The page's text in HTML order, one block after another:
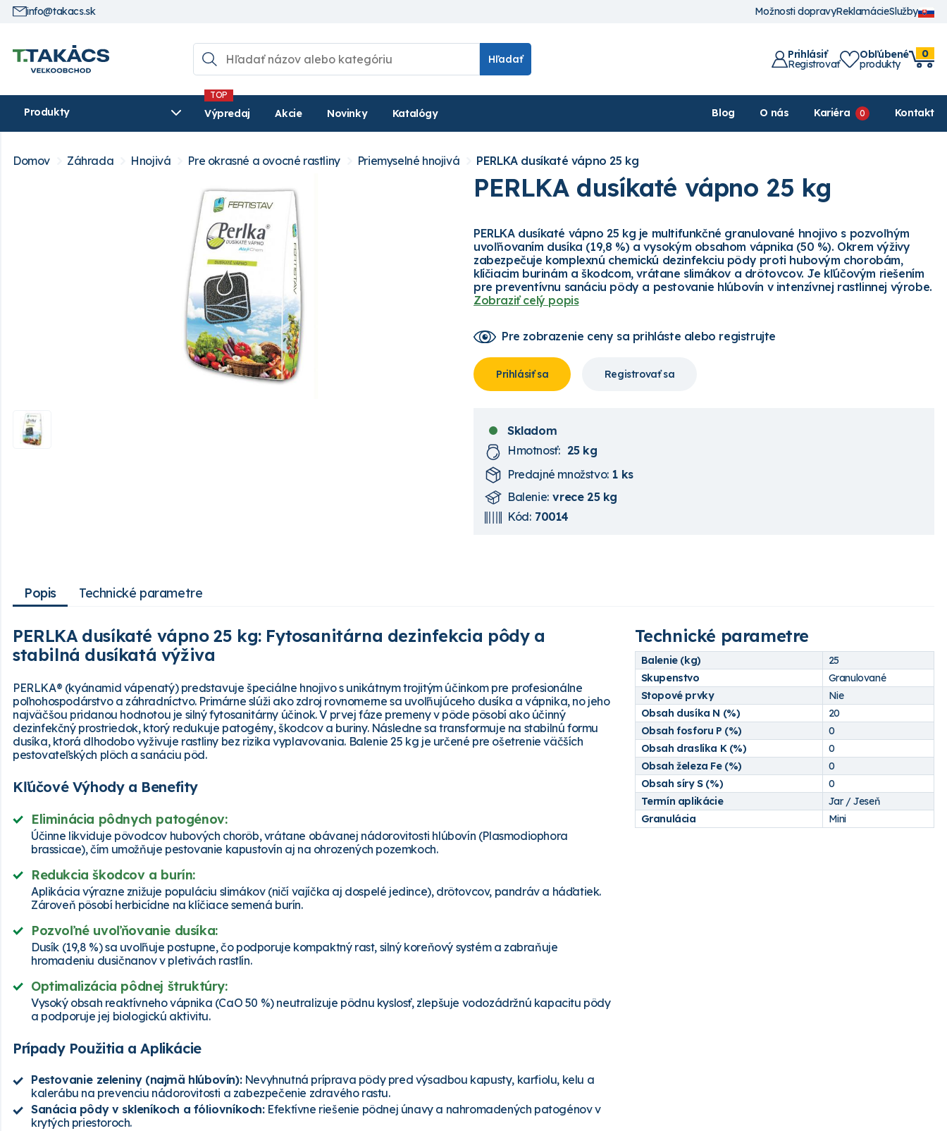
info@takacs.sk Možnosti dopravyReklamácieSlužby
Hľadať Prihlásiť
Registrovať
Obľúbené
produkty
0
Produkty Výpredaj Akcie Novinky Katalógy Blog O nás Kariéra Kontakt
Domov Záhrada Hnojivá Pre okrasné a ovocné rastliny Priemyselné hnojivá PERLKA dusíkaté vápno 25 kg
PERLKA dusíkaté vápno 25 kg
PERLKA dusíkaté vápno 25 kg je multifunkčné granulované hnojivo s pozvoľným
uvoľňovaním dusíka (19,8 %) a vysokým obsahom vápnika (50 %). Okrem výživy
zabezpečuje komplexnú chemickú dezinfekciu pôdy proti hubovým chorobám,
klíčiacim burinám a škodcom, vrátane slimákov a drôtovcov. Je kľúčovým riešením
pre preventívnu sanáciu pôdy a pestovanie hlúbovín v intenzívnej rastlinnej výrobe.
Zobraziť celý popis
Pre zobrazenie ceny sa prihláste alebo registrujte
Prihlásiť sa Registrovať sa
Skladom
Hmotnosť: 25 kg
Predajné množstvo: 1 ks
Balenie: vrece 25 kg
Kód: 70014
Popis
PERLKA dusíkaté vápno 25 kg: Fytosanitárna dezinfekcia pôdy a
stabilná dusíkatá výživa
PERLKA® (kyánamid vápenatý) predstavuje špeciálne hnojivo s unikátnym trojitým účinkom pre profesionálne
poľnohospodárstvo a záhradníctvo. Primárne slúži ako zdroj rovnomerne sa uvoľňujúceho dusíka a vápnika, no jeho
najväčšou pridanou hodnotou je silný fytosanitárny účinok. V prvej fáze premeny v pôde pôsobí ako účinný
dezinfekčný prostriedok, ktorý redukuje patogény, škodcov a buriny. Následne sa transformuje na stabilnú formu
dusíka, ktorá dlhodobo vyživuje rastliny bez rizika vyplavovania. Balenie 25 kg je určené pre ošetrenie väčších
pestovateľských plôch a sanáciu pôd.
Kľúčové Výhody a Benefity
Eliminácia pôdnych patogénov:
Účinne likviduje pôvodcov hubových chorôb, vrátane obávanej nádorovitosti hlúbovín (Plasmodiophora
brassicae), čím umožňuje pestovanie kapustovín aj na ohrozených pozemkoch.
Redukcia škodcov a burín:
Aplikácia výrazne znižuje populáciu slimákov (ničí vajíčka aj dospelé jedince), drôtovcov, pandráv a háďatiek.
Zároveň pôsobí herbicídne na klíčiace semená burín.
Pozvoľné uvoľňovanie dusíka:
Dusík (19,8 %) sa uvoľňuje postupne, čo podporuje kompaktný rast, silný koreňový systém a zabraňuje
hromadeniu dusičnanov v pletivách rastlín.
Optimalizácia pôdnej štruktúry:
Vysoký obsah reaktívneho vápnika (CaO 50 %) neutralizuje pôdnu kyslosť, zlepšuje vodozádržnú kapacitu pôdy
a podporuje jej biologickú aktivitu.
Prípady Použitia a Aplikácie
Pestovanie zeleniny (najmä hlúbovín):Nevyhnutná príprava pôdy pred výsadbou kapusty, karfiolu, kelu a
kalerábu na prevenciu nádorovitosti a zabezpečenie zdravého rastu.
Sanácia pôdy v skleníkoch a fóliovníkoch:Efektívne riešenie pôdnej únavy a nahromadených patogénov v
krytých priestoroch.
Technické parametre
Balenie (kg)
25
Skupenstvo
Granulované
Stopové prvky
Nie
Obsah dusíka N (%)
20
Obsah fosforu P (%)
0
Obsah draslíka K (%)
0
Obsah železa Fe (%)
0
Obsah síry S (%)
0
Termín aplikácie
Jar / Jeseň
Granulácia
Mini
Technické parametre